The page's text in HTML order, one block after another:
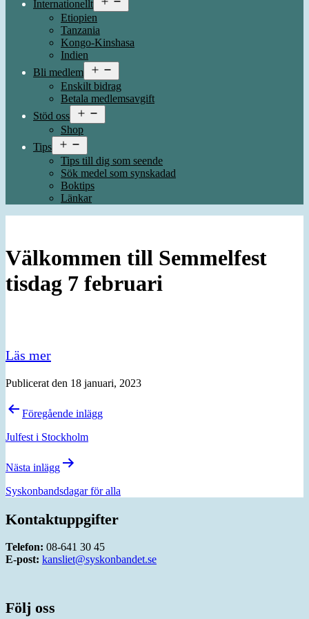
Internationellt
meny
Etiopien
Tanzania
Kongo-Kinshasa
Indien
Bli medlem
meny
Enskilt bidrag
Betala medlemsavgift
Stöd oss
meny
Shop
Tips
meny
Tips till dig som seende
Sök medel som synskadad
Boktips
Länkar
Välkommen till Semmelfest
tisdag 7 februari
Läs mer
Publicerat den 18 januari, 2023
Inläggsnavigering
Föregående inlägg
Julfest i Stockholm
Nästa inlägg
Syskonbandsdagar för alla
Kontaktuppgifter
Telefon: 08-641 30 45
E-post: kansliet@syskonbandet.se
Följ oss